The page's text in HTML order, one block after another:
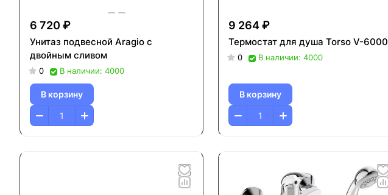
6 720 ₽
Унитаз подвесной Aragio с
двойным сливом
0 В наличии: 4000
В корзину
9 264 ₽
Термостат для душа Torso V-6000
0 В наличии: 4000
В корзину